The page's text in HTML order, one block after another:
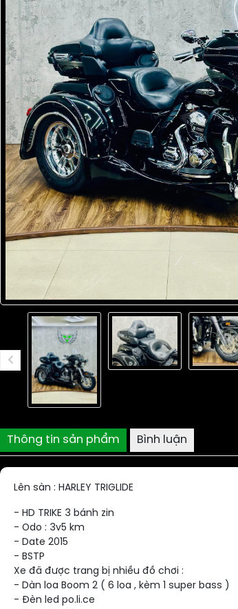
Thông tin sản phẩm Bình luận
Lên sàn : HARLEY TRIGLIDE
- HD TRIKE 3 bánh zin
- Odo : 3v5 km
- Date 2015
- BSTP
Xe đã được trang bị nhiều đồ chơi :
- Dàn loa Boom 2 ( 6 loa , kèm 1 super bass )
- Đèn led po.li.ce